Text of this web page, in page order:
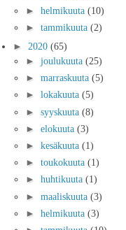
► helmikuuta (10)
► tammikuuta (2)
► 2020 (65)
► joulukuuta (25)
► marraskuuta (5)
► lokakuuta (5)
► syyskuuta (8)
► elokuuta (3)
► kesäkuuta (1)
► toukokuuta (1)
► huhtikuuta (1)
► maaliskuuta (3)
► helmikuuta (3)